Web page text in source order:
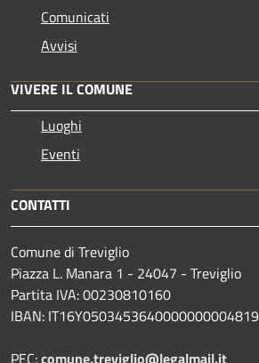
Comunicati
Avvisi
VIVERE IL COMUNE
Luoghi
Eventi
CONTATTI
Comune di Treviglio
Piazza L. Manara 1 - 24047 - Treviglio
Partita IVA: 00230810160
IBAN: IT16Y0503453640000000004819
PEC:comune.treviglio@legalmail.it